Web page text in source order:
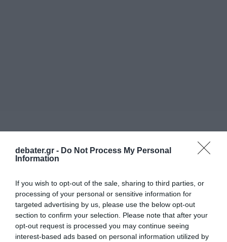
debater.gr - Do Not Process My Personal
Information
If you wish to opt-out of the sale, sharing to third parties, or
processing of your personal or sensitive information for
targeted advertising by us, please use the below opt-out
section to confirm your selection. Please note that after your
opt-out request is processed you may continue seeing
interest-based ads based on personal information utilized by
ΔΙΕΘΝΗ